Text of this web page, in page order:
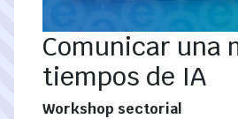
Comunicar una
tiempos de IA
Workshop sectorial